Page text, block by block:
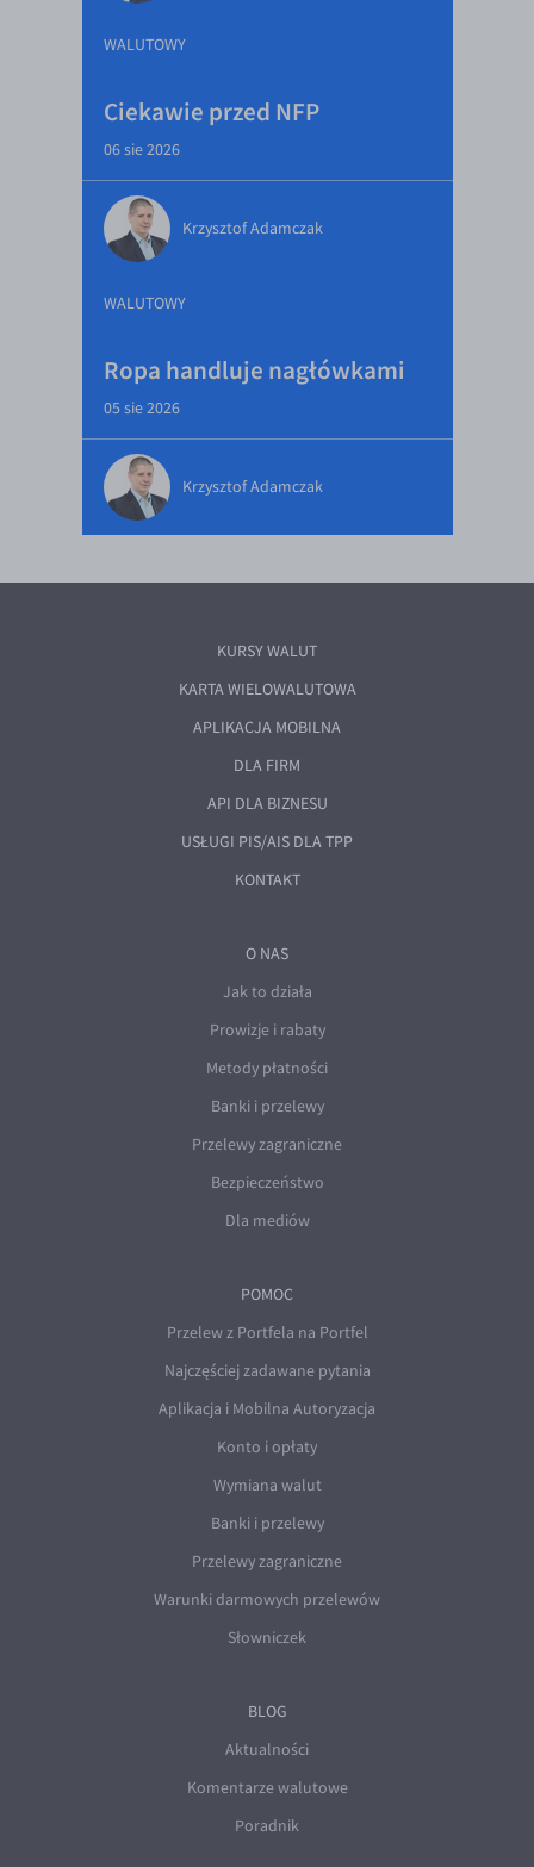
WALUTOWY
Ciekawie przed NFP
06 sie 2026
Krzysztof Adamczak
WALUTOWY
Ropa handluje nagłówkami
05 sie 2026
Krzysztof Adamczak
KURSY WALUT
KARTA WIELOWALUTOWA
APLIKACJA MOBILNA
DLA FIRM
API DLA BIZNESU
USŁUGI PIS/AIS DLA TPP
KONTAKT
O NAS
Jak to działa
Prowizje i rabaty
Metody płatności
Banki i przelewy
Przelewy zagraniczne
Bezpieczeństwo
Dla mediów
POMOC
Przelew z Portfela na Portfel
Najczęściej zadawane pytania
Aplikacja i Mobilna Autoryzacja
Konto i opłaty
Wymiana walut
Banki i przelewy
Przelewy zagraniczne
Warunki darmowych przelewów
Słowniczek
BLOG
Aktualności
Komentarze walutowe
Poradnik